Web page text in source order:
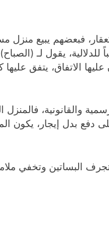
بناءه بسبعة ملايين، الحاج زياد طارق (54 عاماً) وهو
الاتفاق، يتفق
والقانونية، فالمنزل
مليون دينار، ولأن العديد منهم لا يقوى
البساتين وتخفي